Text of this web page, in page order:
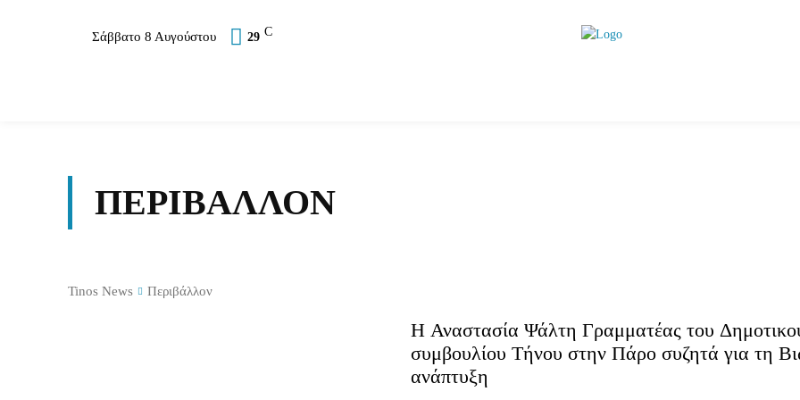
Σάββατο 8 Αυγούστου 29 C
ΠΕΡΙΒΆΛΛΟΝ
Tinos News Περιβάλλον
Η Αναστασία Ψάλτη Γραμματέας του
συμβουλίου Τήνου στην Πάρο συζητά για τη
ανάπτυξη